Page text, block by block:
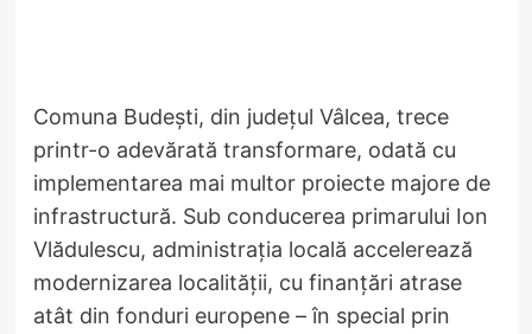
Comuna Budești, din județul Vâlcea, trece
printr-o adevărată transformare, odată cu
implementarea mai multor proiecte majore de
infrastructură. Sub conducerea primarului Ion
Vlădulescu, administrația locală accelerează
modernizarea localității, cu finanțări atrase
atât din fonduri europene – în special prin